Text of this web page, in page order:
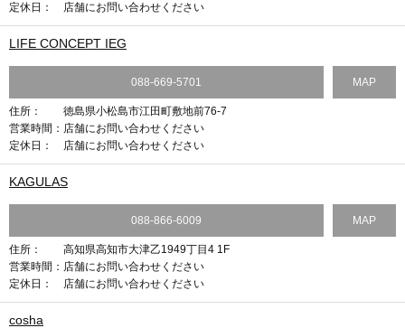
定休日：
店舗にお問い合わせください
LIFE CONCEPT IEG
088-669-5701 MAP
住所：
徳島県小松島市江田町敷地前76-7
営業時間： 店舗にお問い合わせください
定休日：
店舗にお問い合わせください
KAGULAS
088-866-6009 MAP
住所：
高知県高知市大津乙1949丁目4 1F
営業時間： 店舗にお問い合わせください
定休日：
店舗にお問い合わせください
cosha